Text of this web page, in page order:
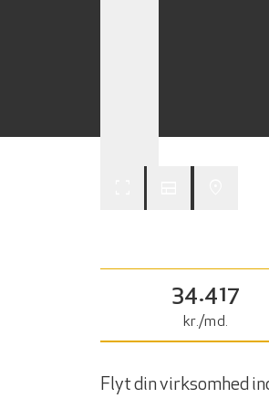
34.417
kr./md.
Flyt din virksomhed